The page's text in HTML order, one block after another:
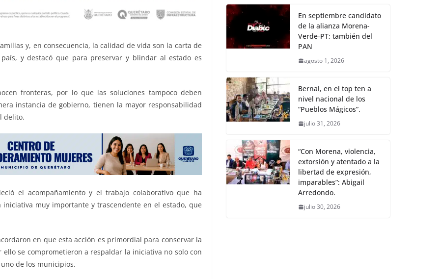
y, en consecuencia, la calidad de vida son la carta de
y destacó que para preservar y blindar al estado es
fronteras, por lo que las soluciones tampoco deben
instancia de gobierno, tienen la mayor responsabilidad
delito.
el acompañamiento y el trabajo colaborativo que ha
muy importante y trascendente en el estado, que
en que esta acción es primordial para conservar la
se comprometieron a respaldar la iniciativa no solo con
de los municipios.
En septiembre candidato
de la alianza Morena-
Verde-PT; también del
PAN
agosto 1, 2026
Bernal, en el top ten a
nivel nacional de los
“Pueblos Mágicos”.
julio 31, 2026
“Con Morena, violencia,
extorsión y atentado a la
libertad de expresión,
imparables”: Abigail
Arredondo.
julio 30, 2026